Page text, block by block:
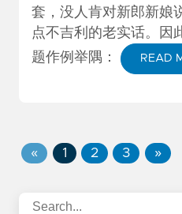
套，没人肯对新郎新娘
点不吉利的老实话。因
题作例举隅：
READ
« 1 2 3 »